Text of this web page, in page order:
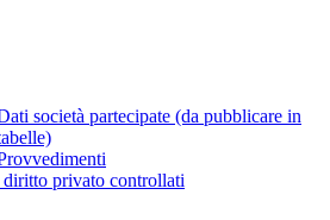
società partecipate (da pubblicare in
privato controllati